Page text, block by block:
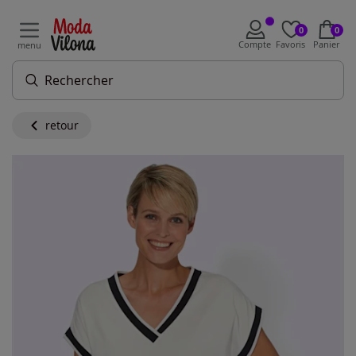
menu Compte
0
Favoris
0
Panier
retour